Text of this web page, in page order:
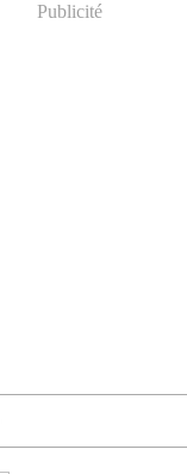
Publicité